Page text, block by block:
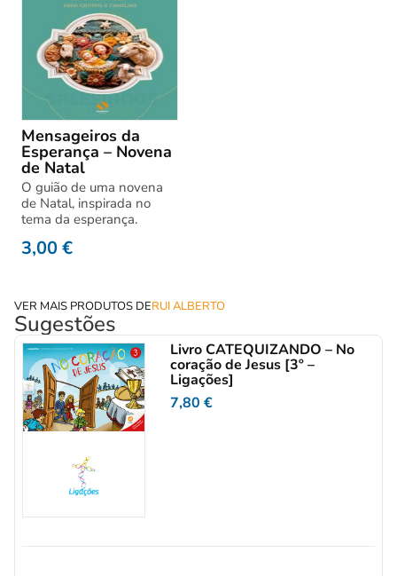
Mensageiros da
Esperança – Novena
de Natal
O guião de uma novena
de Natal, inspirada no
tema da esperança.
3,00€
VER MAIS PRODUTOS DERUI ALBERTO
Sugestões
Livro CATEQUIZANDO – No
coração de Jesus [3º –
Ligações]
7,80€